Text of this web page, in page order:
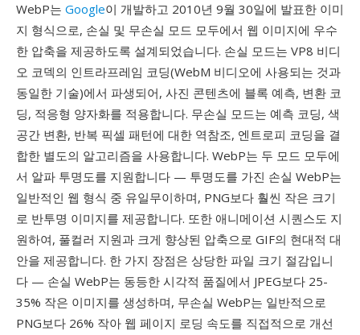
WebP는 Google이 개발하고 2010년 9월 30일에 발표한 이미
지 형식으로, 손실 및 무손실 모드 모두에서 웹 이미지에 우수
한 압축을 제공하도록 설계되었습니다. 손실 모드는 VP8 비디
오 코덱의 인트라프레임 코딩(WebM 비디오에 사용되는 것과
동일한 기술)에서 파생되어, 사진 콘텐츠에 블록 예측, 변환 코
딩, 적응형 양자화를 적용합니다. 무손실 모드는 예측 코딩, 색
공간 변환, 반복 픽셀 패턴에 대한 역참조, 엔트로피 코딩을 결
합한 별도의 알고리즘을 사용합니다. WebP는 두 모드 모두에
서 알파 투명도를 지원합니다 — 투명도를 가진 손실 WebP는
일반적인 웹 형식 중 유일무이하며, PNG보다 훨씬 작은 크기
로 반투명 이미지를 제공합니다. 또한 애니메이션 시퀀스도 지
원하여, 풀컬러 지원과 크게 향상된 압축으로 GIF의 현대적 대
안을 제공합니다. 한 가지 장점은 상당한 파일 크기 절감입니
다 — 손실 WebP는 동등한 시각적 품질에서 JPEG보다 25-
35% 작은 이미지를 생성하며, 무손실 WebP는 일반적으로
PNG보다 26% 작아 웹 페이지 로딩 속도를 직접적으로 개선